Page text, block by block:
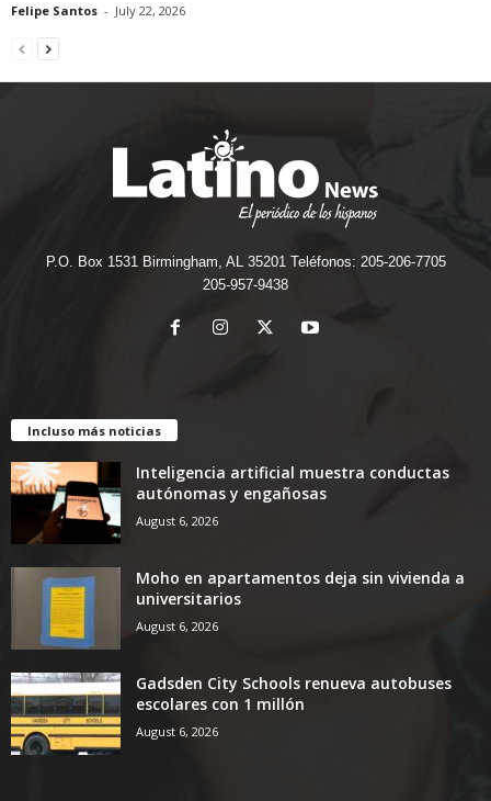
Felipe Santos - July 22, 2026
P.O. Box 1531 Birmingham, AL 35201 Teléfonos: 205-206-7705
205-957-9438
Incluso más noticias
Inteligencia artificial muestra conductas
autónomas y engañosas
August 6, 2026
Moho en apartamentos deja sin vivienda a
universitarios
August 6, 2026
Gadsden City Schools renueva autobuses
escolares con 1 millón
August 6, 2026